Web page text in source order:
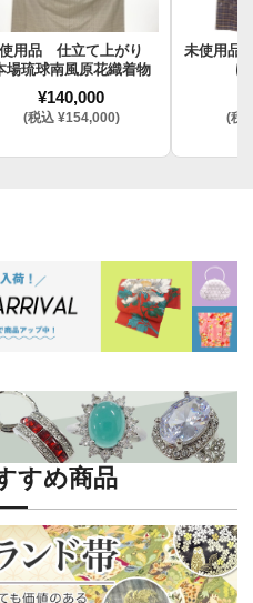
用品 仕立て上がり
場琉球南風原花織着物
¥140,000
(税込 ¥154,000)
未使用品
(税
すめ商品